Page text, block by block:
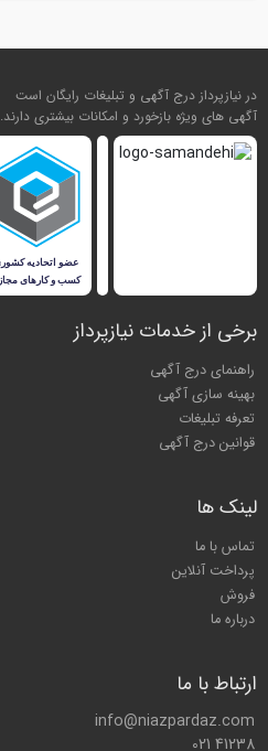
در نیازپرداز درج آگهی و تبلیغات رایگان است
آگهی های ویژه بازخورد و امکانات بیشتری دارند.
برخی از خدمات نیازپرداز
راهنمای درج آگهی
بهینه سازی آگهی
تعرفه تبلیغات
قوانین درج آگهی
لینک ها
تماس با ما
پرداخت آنلاین
فروش
درباره ما
ارتباط با ما
info@niazpardaz.com
021 41238